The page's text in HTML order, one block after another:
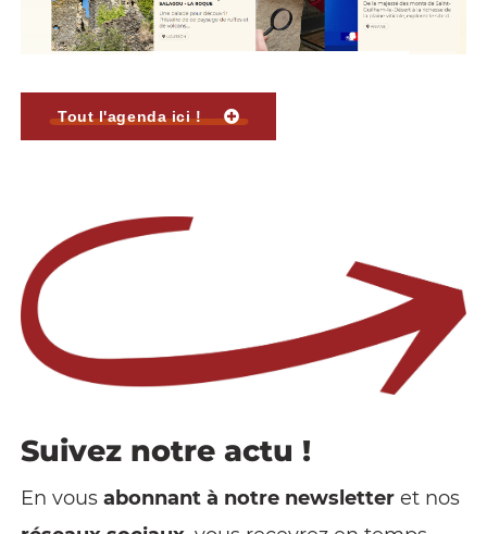
Tout l'agenda ici !
Suivez notre actu !
En vous abonnant à notre newsletter et nos